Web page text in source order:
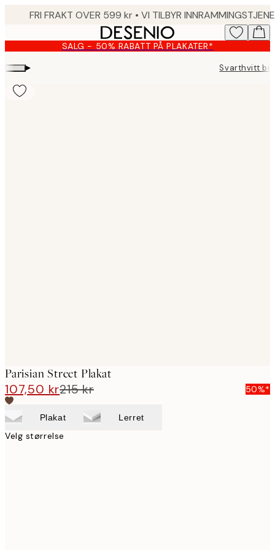
content.
SALG - 50% RABATT PÅ PLAKATER*
▸ Svarthvitt
Parisian Street Plakat
107,50 kr215 kr 50%*
Plakat Lerret
Velg størrelse